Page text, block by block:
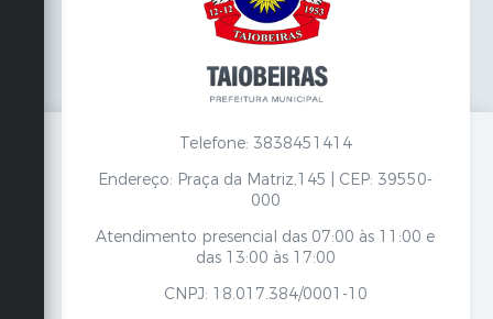
Telefone: 3838451414
Endereço: Praça da Matriz,145 | CEP: 39550-
000
Atendimento presencial das 07:00 às 11:00 e
das 13:00 às 17:00
CNPJ: 18.017.384/0001-10